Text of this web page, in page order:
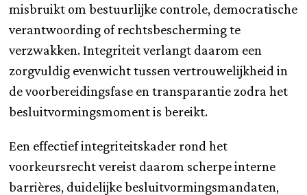
misbruikt om bestuurlijke controle, democratische
verantwoording of rechtsbescherming te
verzwakken. Integriteit verlangt daarom een
zorgvuldig evenwicht tussen vertrouwelijkheid in
de voorbereidingsfase en transparantie zodra het
besluitvormingsmoment is bereikt.
Een effectief integriteitskader rond het
voorkeursrecht vereist daarom scherpe interne
barrières, duidelijke besluitvormingsmandaten,